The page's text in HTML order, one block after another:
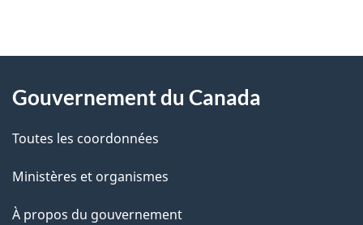
D
t
a
l
s
propos
ce
site
Gouvernement du Canada
Toutes les coordonnées
Ministères et organismes
À propos du gouvernement